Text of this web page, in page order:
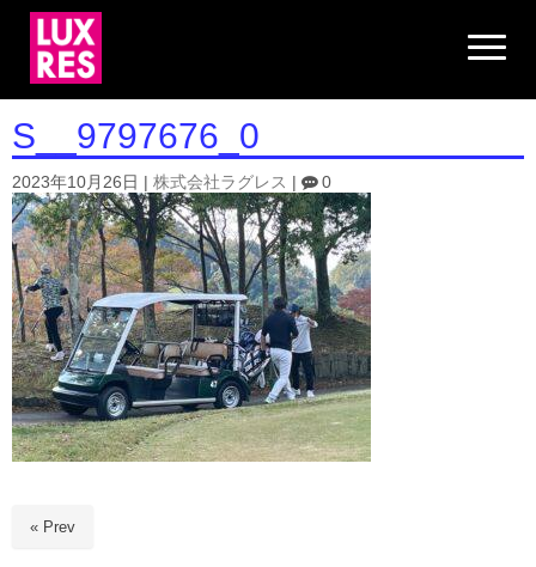
N
a
i
t
S__9797676_0
2023年10月26日 株式会社ラグレス 0
« Prev